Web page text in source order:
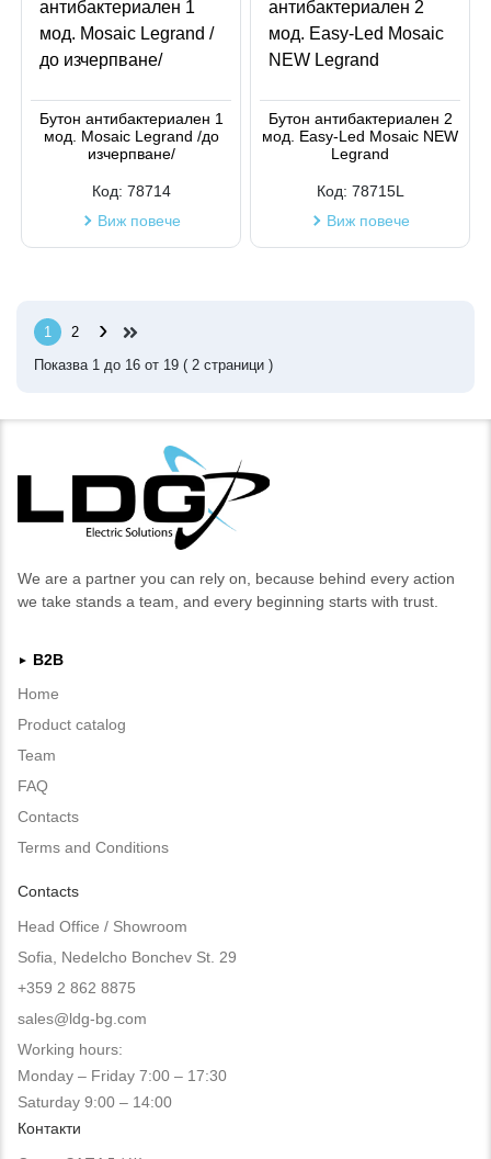
Бутон антибактериален 1
мод. Mosaic Legrand /до
изчерпване/
Код: 78714
Виж повече
Бутон антибактериален 2
мод. Easy-Led Mosaic NEW
Legrand
Код: 78715L
Виж повече
1 2 ›
Показва 1 до 16 от 19 ( 2 страници )
We are a partner you can rely on, because behind every action
we take stands a team, and every beginning starts with trust.
►
B2B
Home
Product catalog
Team
FAQ
Contacts
Terms and Conditions
Contacts
Head Office / Showroom
Sofia, Nedelcho Bonchev St. 29
+359 2 862 8875
sales@ldg-bg.com
Working hours:
Monday – Friday 7:00 – 17:30
Saturday 9:00 – 14:00
Контакти